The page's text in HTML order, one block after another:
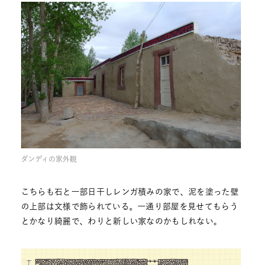
ダンディの家外観
こちらも石と一部日干しレンガ積みの家で、泥を塗った壁
の上部は文様で飾られている。一通り部屋を見せてもらう
とかなり綺麗で、わりと新しい家なのかもしれない。